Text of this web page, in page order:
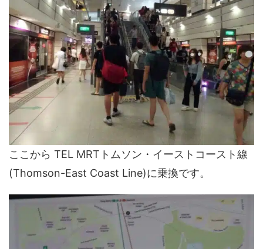
ここから TEL MRTトムソン・イーストコースト線
(Thomson-East Coast Line)に乗換です。